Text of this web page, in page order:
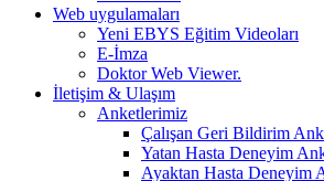
Web uygulamaları
Yeni EBYS Eğitim Videoları
E-İmza
Doktor Web Viewer.
İletişim & Ulaşım
Anketlerimiz
Çalışan Geri Bildirim
Yatan Hasta Deneyim
Ayaktan Hasta Deneyim